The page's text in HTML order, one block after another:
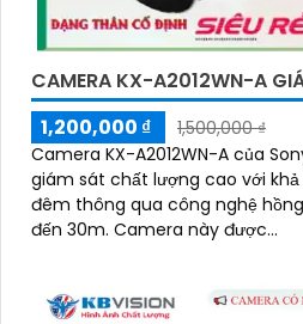
CAMERA KX-A2012WN-A
1,200,000 ₫
1,500,000 ₫
Camera KX-A2012WN-A của
giám sát chất lượng cao với
đêm thông qua công nghệ
đến 30m. Camera này được...